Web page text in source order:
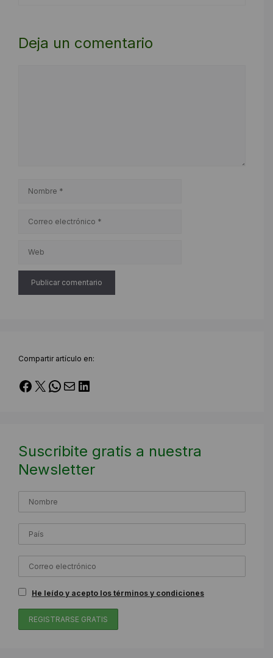
Deja un comentario
Nombre
Correo
Web
Compartir artículo en:
Facebook
X WhatsApp
Correo electrónico
LinkedIn
Suscribite gratis a nuestra
Newsletter
He leído y acepto los términos y condiciones